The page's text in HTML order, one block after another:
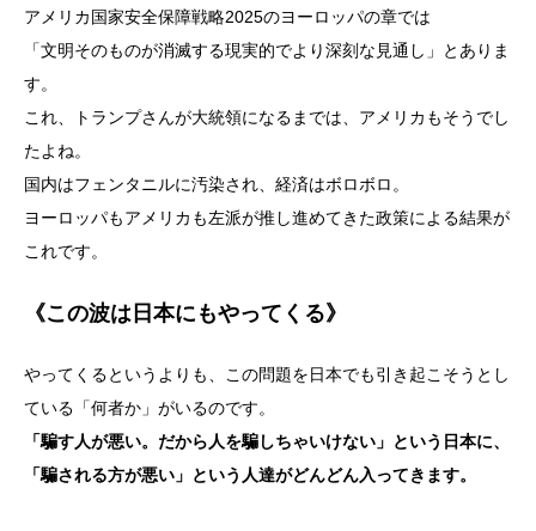
アメリカ国家安全保障戦略2025のヨーロッパの章では
「文明そのものが消滅する現実的でより深刻な見通し」とありま
す。
これ、トランプさんが大統領になるまでは、アメリカもそうでし
たよね。
国内はフェンタニルに汚染され、経済はボロボロ。
ヨーロッパもアメリカも左派が推し進めてきた政策による結果が
これです。
《この波は日本にもやってくる》
やってくるというよりも、この問題を日本でも引き起こそうとし
ている「何者か」がいるのです。
「騙す人が悪い。だから人を騙しちゃいけない」という日本に、
「騙される方が悪い」という人達がどんどん入ってきます。